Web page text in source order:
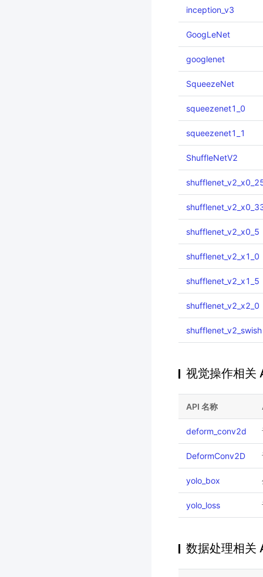
inception_v3
GoogLeNet
googlenet
SqueezeNet
squeezenet1_0
squeezenet1_1
ShuffleNetV2
shufflenet_v2_x0_5
shufflenet_v2_x1_0
shufflenet_v2_x1_5
shufflenet_v2_x2_0
shufflenet_v2_swish
视觉操作相关
API 名称
deform_conv2d
DeformConv2D
yolo_box
yolo_loss
数据处理相关